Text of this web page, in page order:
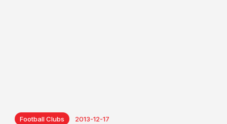
Football Clubs 2013-12-17